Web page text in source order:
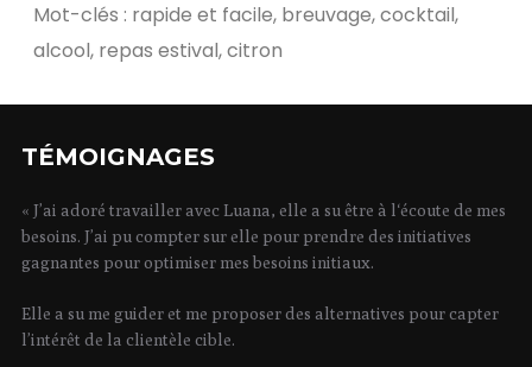
Mot-clés : rapide et facile, breuvage, cocktail,
alcool, repas estival, citron
TÉMOIGNAGES
« J’ai adoré travailler avec Luana, elle a su être à l‘écoute de mes
besoins. J’ai pu compter sur elle pour prendre des initiatives
gagnantes pour optimiser mes besoins initiaux.
Elle a su me guider et me proposer des alternatives pour capter
l’intérêt de la clientèle cible.